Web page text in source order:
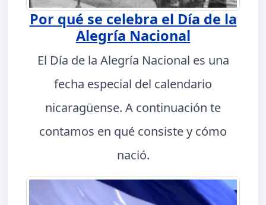
Por qué se celebra el Día de la
Alegría Nacional
El Día de la Alegría Nacional es una
fecha especial del calendario
nicaragüense. A continuación te
contamos en qué consiste y cómo
nació.